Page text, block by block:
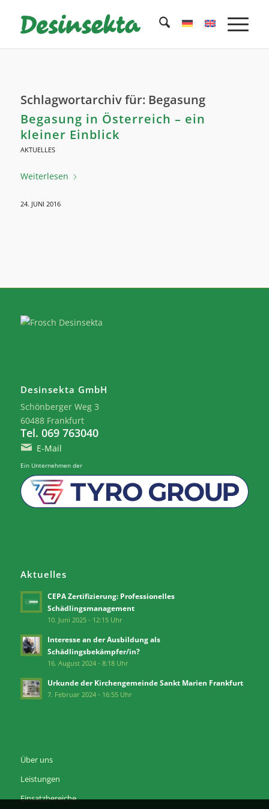
Schlagwortarchiv für: Begasung
Begasung in Österreich – ein
kleiner Einblick
AKTUELLES
Weiterlesen
24. JUNI 2016
Desinsekta GmbH
Schönberger Weg 3
60488 Frankfurt
Tel. 069 763040
E-Mail
Ein Unternehmen der
Aktuelles
CEPA Zertifizierung: Professionelles
Schädlingsmanagement
10. Juni 2025 - 12:15 Uhr
Interesse an der Ausbildung als
Schädlingsbekämpfer/in?
16. August 2024 - 8:18 Uhr
Urkunde der Kirchengemeinde Sankt Marien Frankfurt
7. Februar 2024 - 16:55 Uhr
Über uns
Leistungen
Einsatzbereiche